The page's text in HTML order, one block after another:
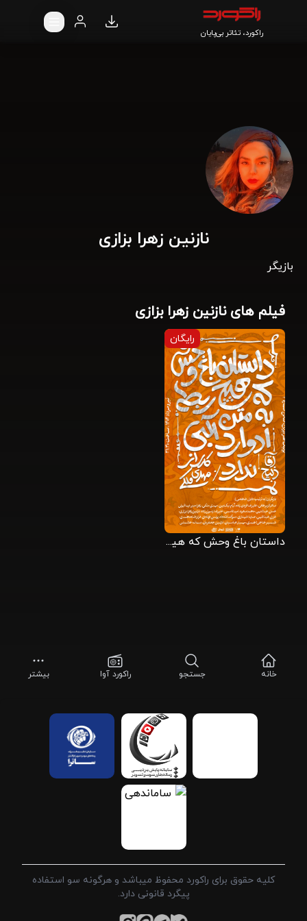
راکورد، تئاتر بی‌پایان
نازنین زهرا بزازی
بازیگر
فیلم های نازنین زهرا بزازی
رایگان
داستان باغ وحش که هیچ ربطی به متن ادوارد آلبی ندارد
خانه جستجو راکورد آوا بیشتر
کلیه حقوق برای راکورد محفوظ میباشد و هرگونه سو استفاده
پیگرد قانونی دارد.